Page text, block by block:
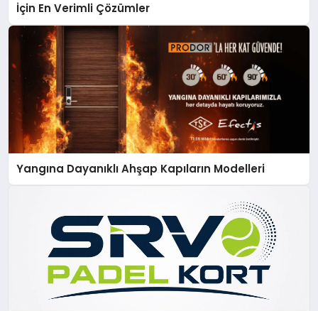
İçin En Verimli Çözümler
Yangına Dayanıklı Ahşap Kapıların Modelleri